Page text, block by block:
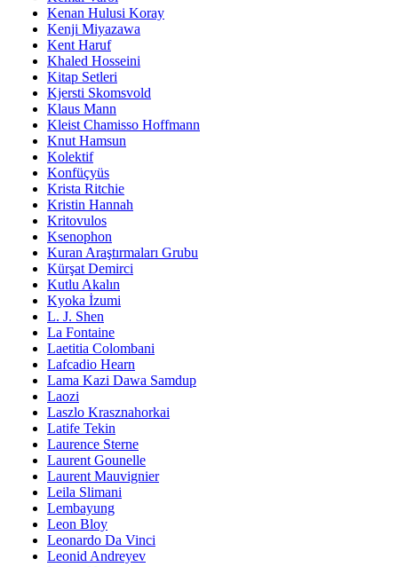
Kenan Hulusi Koray
Kenji Miyazawa
Kent Haruf
Khaled Hosseini
Kitap Setleri
Kjersti Skomsvold
Klaus Mann
Kleist Chamisso Hoffmann
Knut Hamsun
Kolektif
Konfüçyüs
Krista Ritchie
Kristin Hannah
Kritovulos
Ksenophon
Kuran Araştırmaları Grubu
Kürşat Demirci
Kutlu Akalın
Kyoka İzumi
L. J. Shen
La Fontaine
Laetitia Colombani
Lafcadio Hearn
Lama Kazi Dawa Samdup
Laozi
Laszlo Krasznahorkai
Latife Tekin
Laurence Sterne
Laurent Gounelle
Laurent Mauvignier
Leila Slimani
Lembayung
Leon Bloy
Leonardo Da Vinci
Leonid Andreyev